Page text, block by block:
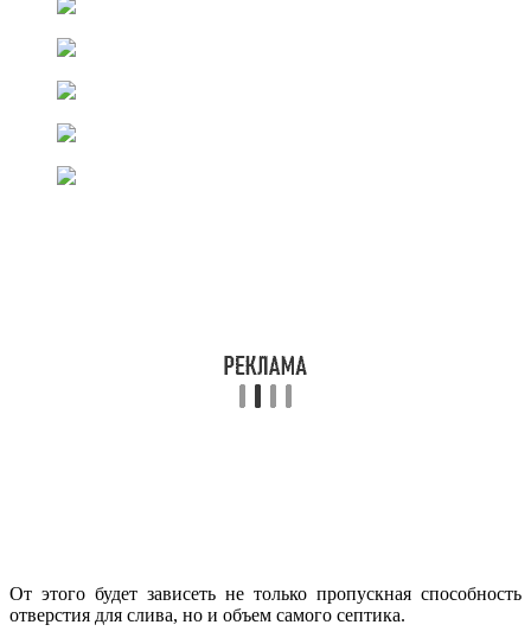
От этого будет зависеть не только пропускная способность
отверстия для слива, но и объем самого септика.